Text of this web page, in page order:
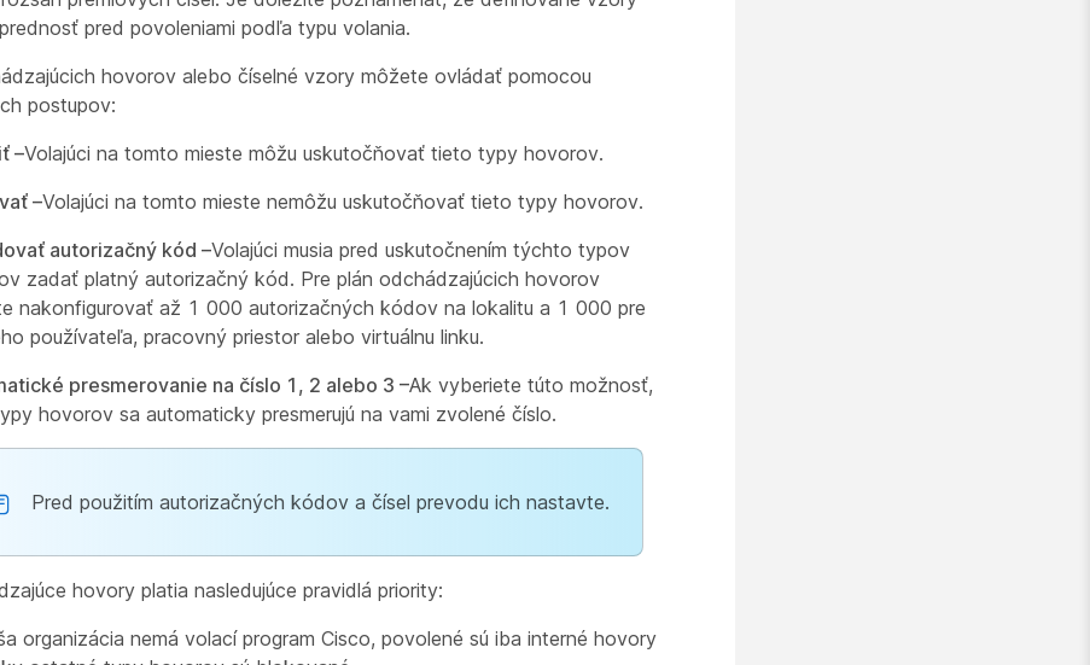
pred povoleniami podľa typu volania.
hovorov alebo číselné vzory môžete ovládať pomocou
postupov:
–Volajúci na tomto mieste môžu uskutočňovať tieto typy hovorov.
–Volajúci na tomto mieste nemôžu uskutočňovať tieto typy hovorov.
autorizačný kód –Volajúci musia pred uskutočnením týchto typov
zadať platný autorizačný kód. Pre plán odchádzajúcich hovorov
nakonfigurovať až 1 000 autorizačných kódov na lokalitu a 1 000 pre
používateľa, pracovný priestor alebo virtuálnu linku.
presmerovanie na číslo 1, 2 alebo 3 –Ak vyberiete túto možnosť,
hovorov sa automaticky presmerujú na vami zvolené číslo.
Pred použitím autorizačných kódov a čísel prevodu ich nastavte.
hovory platia nasledujúce pravidlá priority:
organizácia nemá volací program Cisco, povolené sú iba interné hovory